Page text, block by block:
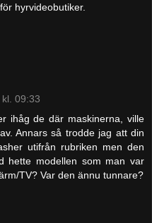
hyrvideobutiker.
09:33
ihåg de där maskinerna, ville
Annars så trodde jag att din
utifrån rubriken men den
hette modellen som man var
TV? Var den ännu tunnare?